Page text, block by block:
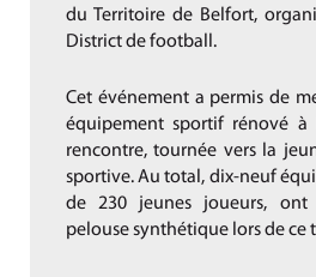
du Territoire de Belfort,
District de football.
Cet événement a permis de
équipement sportif rénové à
rencontre, tournée vers la
sportive. Au total, dix-neuf
de 230 jeunes joueurs,
pelouse synthétique lors de ce